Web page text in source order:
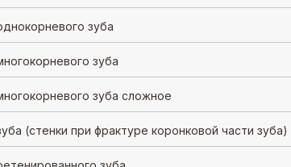
зуба
зуба
зуба сложное
(стенки при фрактуре коронковой части зуба)